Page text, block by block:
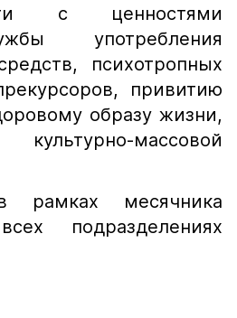
с ценностями
употребления
психотропных
привитию
образу жизни,
массовой
рамках месячника
подразделениях